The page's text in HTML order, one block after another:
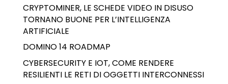
CRYPTOMINER, LE SCHEDE VIDEO IN DISUSO
TORNANO BUONE PER L’INTELLIGENZA
ARTIFICIALE
DOMINO 14 ROADMAP
CYBERSECURITY E IOT, COME RENDERE
RESILIENTI LE RETI DI OGGETTI INTERCONNESSI